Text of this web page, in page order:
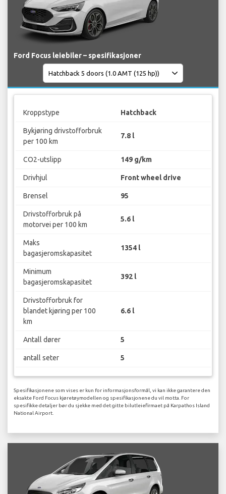
Ford Focus leiebiler – spesifikasjoner
Kroppstype Hatchback
Bykjøring drivstofforbruk
per 100 km
7.8 l
CO2-utslipp 149 g/km
Drivhjul Front wheel drive
Brensel 95
Drivstofforbruk på
motorvei per 100 km
5.6 l
Maks
bagasjeromskapasitet
1354 l
Minimum
bagasjeromskapasitet
392 l
Drivstofforbruk for
blandet kjøring per 100
km
6.6 l
Antall dører 5
antall seter 5
Spesifikasjonene som vises er kun for informasjonsformål, vi kan ikke garantere den
eksakte Ford Focus kjøretøymodellen og spesifikasjonene du vil motta. For
spesifikke detaljer bør du sjekke med det gitte bilutleiefirmaet på Karpathos Island
National Airport.